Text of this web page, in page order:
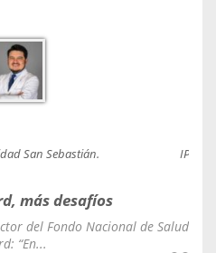
San Sebastián.
más desafíos
del Fondo Nacional de Salud
“En...